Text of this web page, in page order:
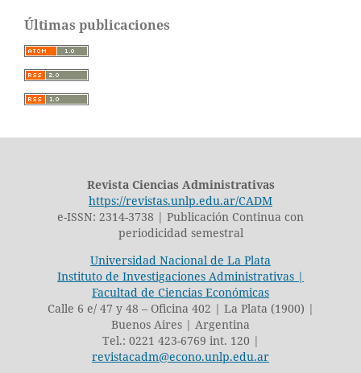
Últimas publicaciones
Revista Ciencias Administrativas
https://revistas.unlp.edu.ar/CADM
e-ISSN: 2314-3738 | Publicación Continua con
periodicidad semestral
Universidad Nacional de La Plata
Instituto de Investigaciones Administrativas |
Facultad de Ciencias Económicas
Calle 6 e/ 47 y 48 – Oficina 402 | La Plata (1900) |
Buenos Aires | Argentina
Tel.: 0221 423-6769 int. 120 |
revistacadm@econo.unlp.edu.ar